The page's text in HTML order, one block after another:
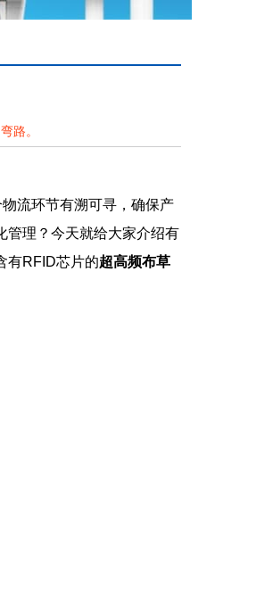
路。
流环节有溯可寻，确保产
管理？今天就给大家介绍有
有RFID芯片的超高频布草